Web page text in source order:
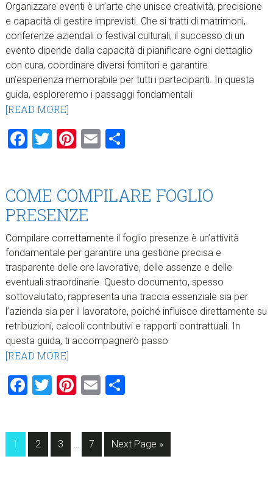
Organizzare eventi è un’arte che unisce creatività, precisione
e capacità di gestire imprevisti. Che si tratti di matrimoni,
conferenze aziendali o festival culturali, il successo di un
evento dipende dalla capacità di pianificare ogni dettaglio
con cura, coordinare diversi fornitori e garantire
un’esperienza memorabile per tutti i partecipanti. In questa
guida, esploreremo i passaggi fondamentali
[READ MORE]
Facebook
Twitter
Pinterest
EmailCondividi
COME COMPILARE FOGLIO
PRESENZE
Compilare correttamente il foglio presenze è un’attività
fondamentale per garantire una gestione precisa e
trasparente delle ore lavorative, delle assenze e delle
eventuali straordinarie. Questo documento, spesso
sottovalutato, rappresenta una traccia essenziale sia per
l’azienda sia per il lavoratore, poiché influisce direttamente su
retribuzioni, calcoli contributivi e rapporti contrattuali. In
questa guida, ti accompagnerò passo
[READ MORE]
Facebook
Twitter
Pinterest
EmailCondividi
Page
1 Page
2 Page
3
Interim
… Page
7
Go
to
Next Page »